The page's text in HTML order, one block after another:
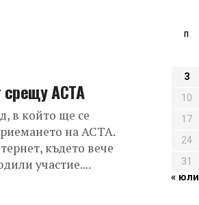
срещу АСТА
в който ще се
на АСТА.
където вече
участие....
П
3
10
17
24
31
« юли